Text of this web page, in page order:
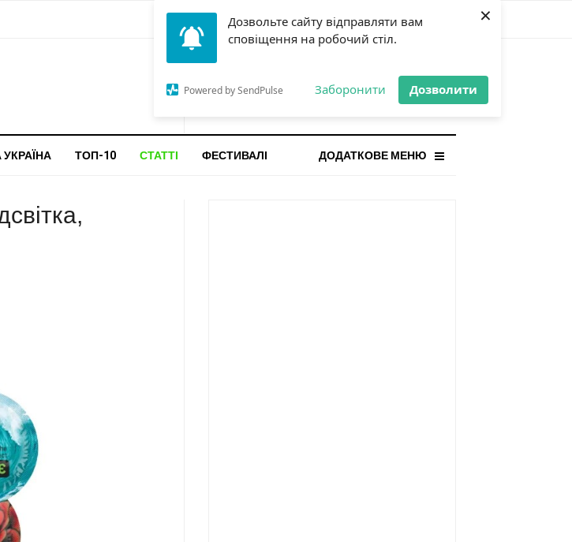
Дозвольте сайту відправляти вам
сповіщення на робочий стіл.
Powered by SendPulse Заборонити Дозволити
×
ОСТАННЯ НОВИНА
Gorilla і відповідальна гра:
чому ліміти важливі поруч із
УКРАЇНА ТОП-10 СТАТТІ ДОДАТКОВЕ МЕНЮ
ФЕСТИВАЛІ